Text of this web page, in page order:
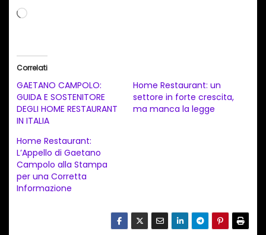
C
a
m
e
n
t
o
i
Correlati
GAETANO CAMPOLO:
GUIDA E SOSTENITORE
DEGLI HOME RESTAURANT
IN ITALIA
Home Restaurant: un
settore in forte crescita,
ma manca la legge
Home Restaurant:
L’Appello di Gaetano
Campolo alla Stampa
per una Corretta
Informazione